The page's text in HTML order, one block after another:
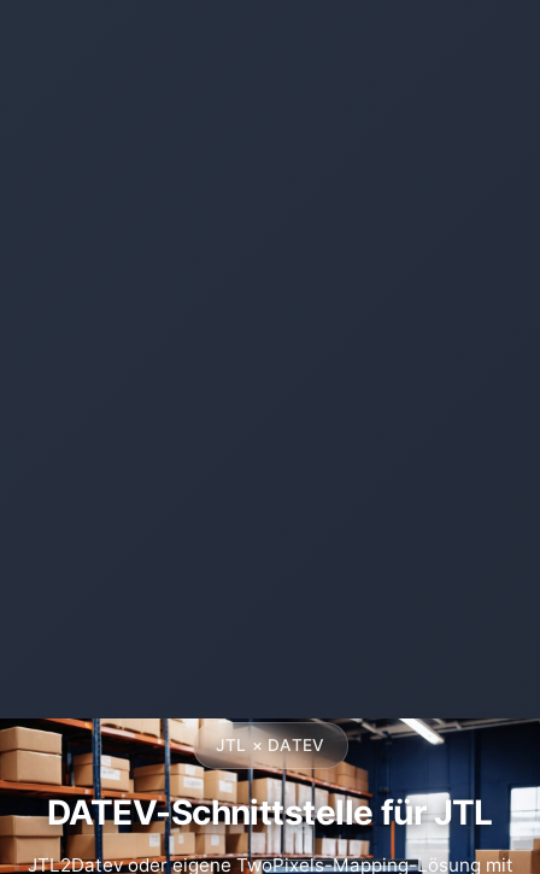
JTL × DATEV
DATEV-Schnittstelle für JTL
JTL2Datev oder eigene TwoPixels-Mapping-Lösung mit